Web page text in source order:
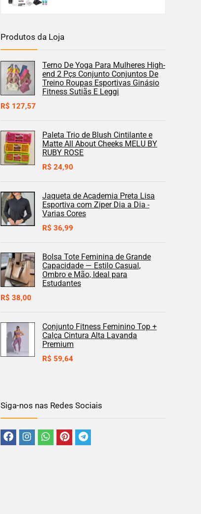
Produtos da Loja
Terno De Yoga Para Mulheres High-
end 2 Pçs Conjunto Conjuntos De
Treino Roupas Esportivas Ginásio
Fitness Sutiãs E Leggi
R$ 127,57
Paleta Trio de Blush Cintilante e
Matte All About Cheeks MELU BY
RUBY ROSE
R$ 24,90
Jaqueta de Academia Preta Lisa
Esportiva com Ziper Dia a Dia -
Varias Cores
R$ 36,99
Bolsa Tote Feminina de Grande
Capacidade — Estilo Casual,
Ombro e Mão, Ideal para
Estudantes
R$ 38,00
Conjunto Fitness Feminino Top +
Calça Cintura Alta Lavanda
Premium
R$ 59,64
Siga-nos nas Redes Sociais